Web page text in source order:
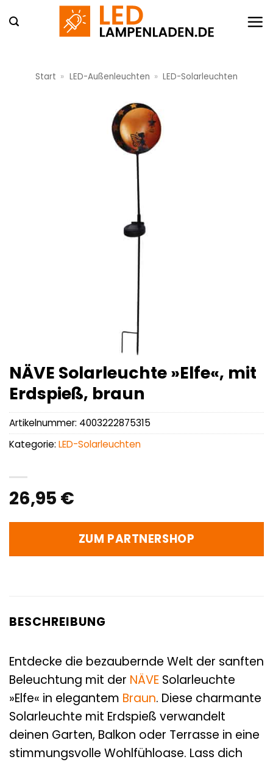
Inhalt
Start » LED-Außenleuchten » LED-Solarleuchten
NÄVE Solarleuchte »Elfe«, mit
Erdspieß, braun
26,95 €
ZUM PARTNERSHOP
Artikelnummer: 4003222875315
Kategorie: LED-Solarleuchten
BESCHREIBUNG
Entdecke die bezaubernde Welt der sanften
Beleuchtung mit der NÄVE Solarleuchte
»Elfe« in elegantem Braun. Diese charmante
Solarleuchte mit Erdspieß verwandelt
deinen Garten, Balkon oder Terrasse in eine
stimmungsvolle Wohlfühloase. Lass dich